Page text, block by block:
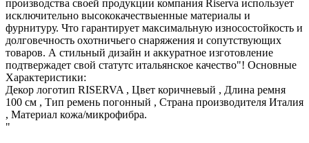
производства своей продукции компания Riserva использует
исключительно высококачествыенные материалы и
фурнитуру. Что гарантирует максимальную износостойкость и
долговечность охотничьего снаряжения и сопутствующих
товаров. А стильный дизайн и аккуратное изготовление
подтвержадет свой статутс итальянское качество"! Основные
Характеристики:
Декор логотип RISERVA , Цвет коричневый , Длина ремня
100 см , Тип ремень погонный , Страна производителя Италия
, Материал кожа/микрофибра.
"